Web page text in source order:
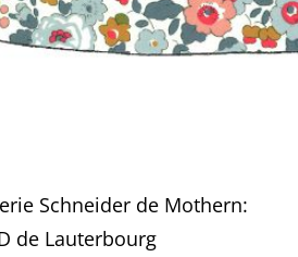
Schneider de Mothern:
de Lauterbourg